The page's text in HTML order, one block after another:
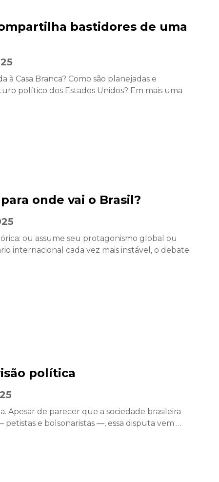
bastidores de uma
Casa Branca? Como são planejadas e
político dos Estados Unidos? Em mais uma
onde vai o Brasil?
ou assume seu protagonismo global ou
internacional cada vez mais instável, o debate
política
Apesar de parecer que a sociedade brasileira
e bolsonaristas —, essa disputa vem …